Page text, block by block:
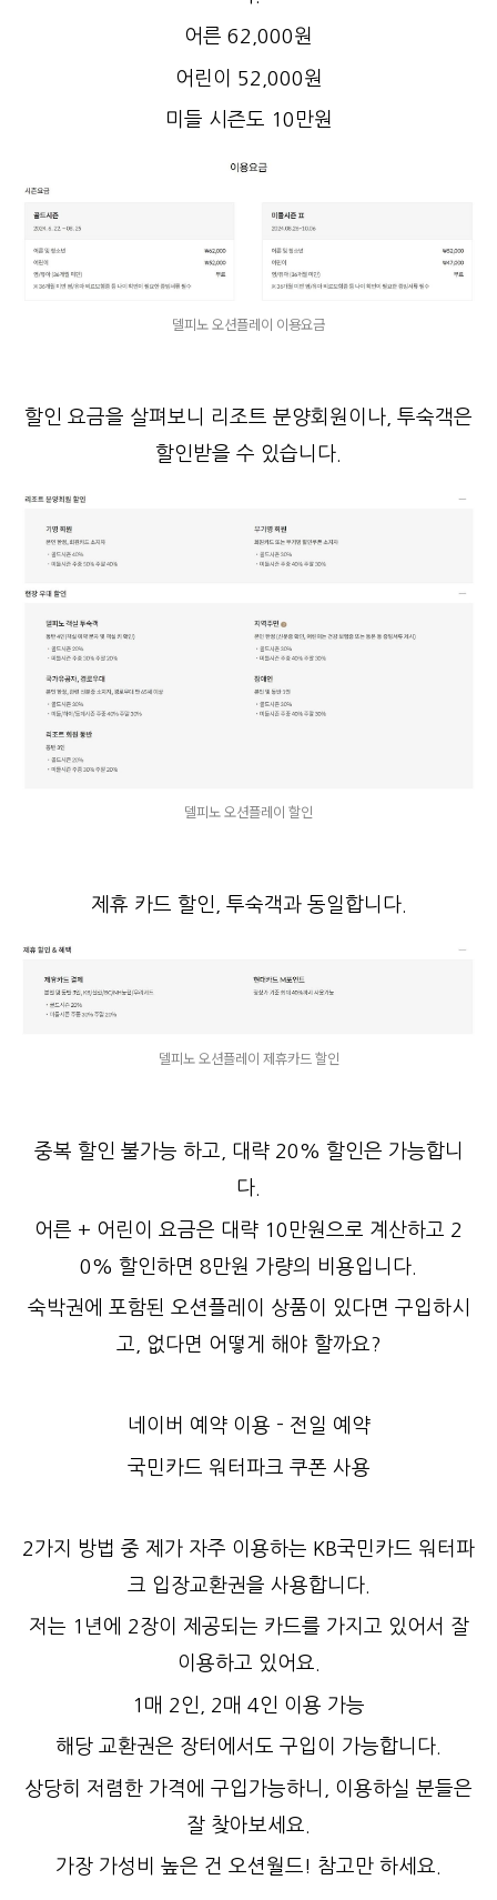
어른 62,000원
어린이 52,000원
미들 시즌도 10만원
델피노 오션플레이 이용요금
할인 요금을 살펴보니 리조트 분양회원이나, 투숙객은
할인받을 수 있습니다.
델피노 오션플레이 할인
제휴 카드 할인, 투숙객과 동일합니다.
델피노 오션플레이 제휴카드 할인
중복 할인 불가능 하고, 대략 20% 할인은 가능합니
다.
어른 + 어린이 요금은 대략 10만원으로 계산하고 2
0% 할인하면 8만원 가량의 비용입니다.
숙박권에 포함된 오션플레이 상품이 있다면 구입하시
고, 없다면 어떻게 해야 할까요?
네이버 예약 이용 - 전일 예약
국민카드 워터파크 쿠폰 사용
2가지 방법 중 제가 자주 이용하는 KB국민카드 워터파
크 입장교환권을 사용합니다.
저는 1년에 2장이 제공되는 카드를 가지고 있어서 잘
이용하고 있어요.
1매 2인, 2매 4인 이용 가능
해당 교환권은 장터에서도 구입이 가능합니다.
상당히 저렴한 가격에 구입가능하니, 이용하실 분들은
잘 찾아보세요.
가장 가성비 높은 건 오션월드! 참고만 하세요.